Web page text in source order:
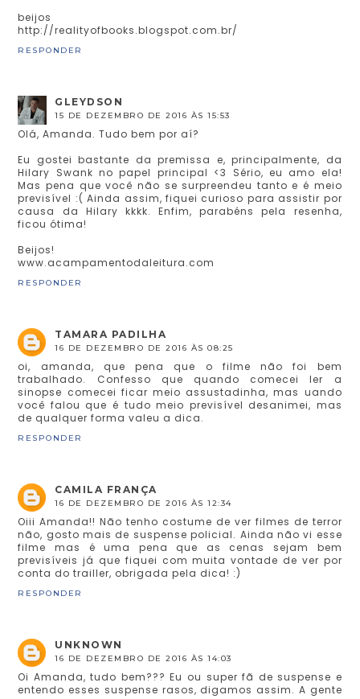
beijos
http://realityofbooks.blogspot.com.br/
RESPONDER
GLEYDSON
15 DE DEZEMBRO DE 2016 ÀS 15:53
Olá, Amanda. Tudo bem por aí?
Eu gostei bastante da premissa e, principalmente, da
Hilary Swank no papel principal <3 Sério, eu amo ela!
Mas pena que você não se surpreendeu tanto e é meio
previsível :( Ainda assim, fiquei curioso para assistir por
causa da Hilary kkkk. Enfim, parabéns pela resenha,
ficou ótima!
Beijos!
www.acampamentodaleitura.com
RESPONDER
TAMARA PADILHA
16 DE DEZEMBRO DE 2016 ÀS 08:25
oi, amanda, que pena que o filme não foi bem
trabalhado. Confesso que quando comecei ler a
sinopse comecei ficar meio assustadinha, mas uando
você falou que é tudo meio previsível desanimei, mas
de qualquer forma valeu a dica.
RESPONDER
CAMILA FRANÇA
16 DE DEZEMBRO DE 2016 ÀS 12:34
Oiii Amanda!! Não tenho costume de ver filmes de terror
não, gosto mais de suspense policial. Ainda não vi esse
filme mas é uma pena que as cenas sejam bem
previsíveis já que fiquei com muita vontade de ver por
conta do trailler, obrigada pela dica! :)
RESPONDER
UNKNOWN
16 DE DEZEMBRO DE 2016 ÀS 14:03
Oi Amanda, tudo bem??? Eu ou super fã de suspense e
entendo esses suspense rasos, digamos assim. A gente